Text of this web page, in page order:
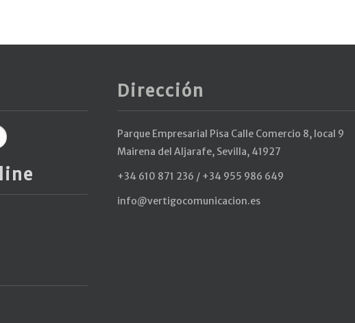
Dirección
Parque Empresarial Pisa Calle Comercio 8, local 9
Mairena del Aljarafe, Sevilla, 41927
+34 610 871 236 / +34 955 986 649
info@vertigocomunicacion.es